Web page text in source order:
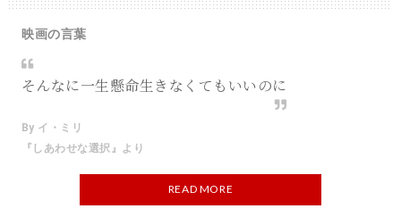
映画の言葉
そんなに一生懸命生きなくてもいいのに
By イ・ミリ
『しあわせな選択』より
READ MORE